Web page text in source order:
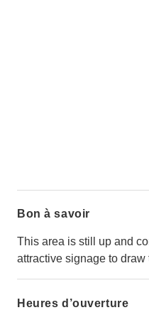
Bon à savoir
This area is still up and
attractive signage to draw
Heures d’ouverture